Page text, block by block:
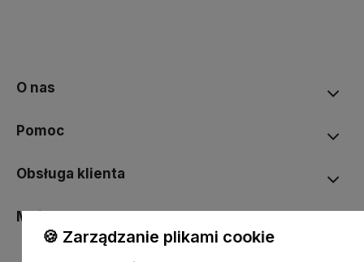
O nas
Pomoc
Obsługa klienta
Moje konto
🍪 Zarządzanie plikami cookie